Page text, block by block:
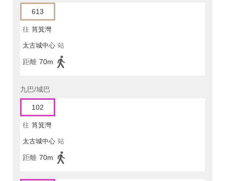
613
往 筲箕灣
太古城中心 站
距離 70m
九巴/城巴
102
往 筲箕灣
太古城中心 站
距離 70m